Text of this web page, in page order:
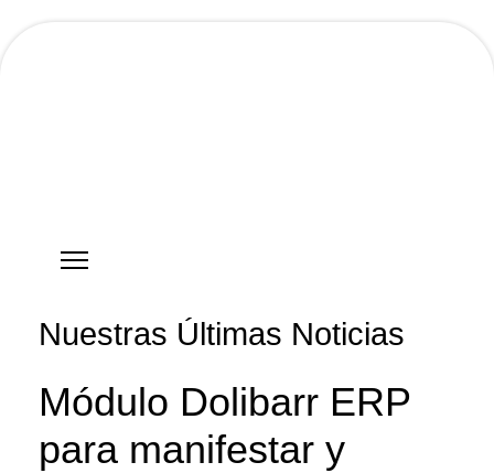
Nuestras Últimas Noticias
Módulo Dolibarr ERP
para manifestar y